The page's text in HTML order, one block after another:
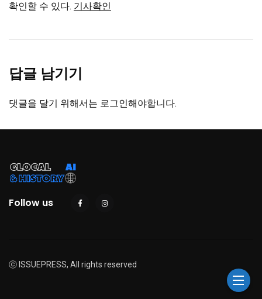
확인할 수 있다. 기사확인
답글 남기기
댓글을 달기 위해서는 로그인해야합니다.
Follow us
ⓒ ISSUEPRESS, All rights reserved